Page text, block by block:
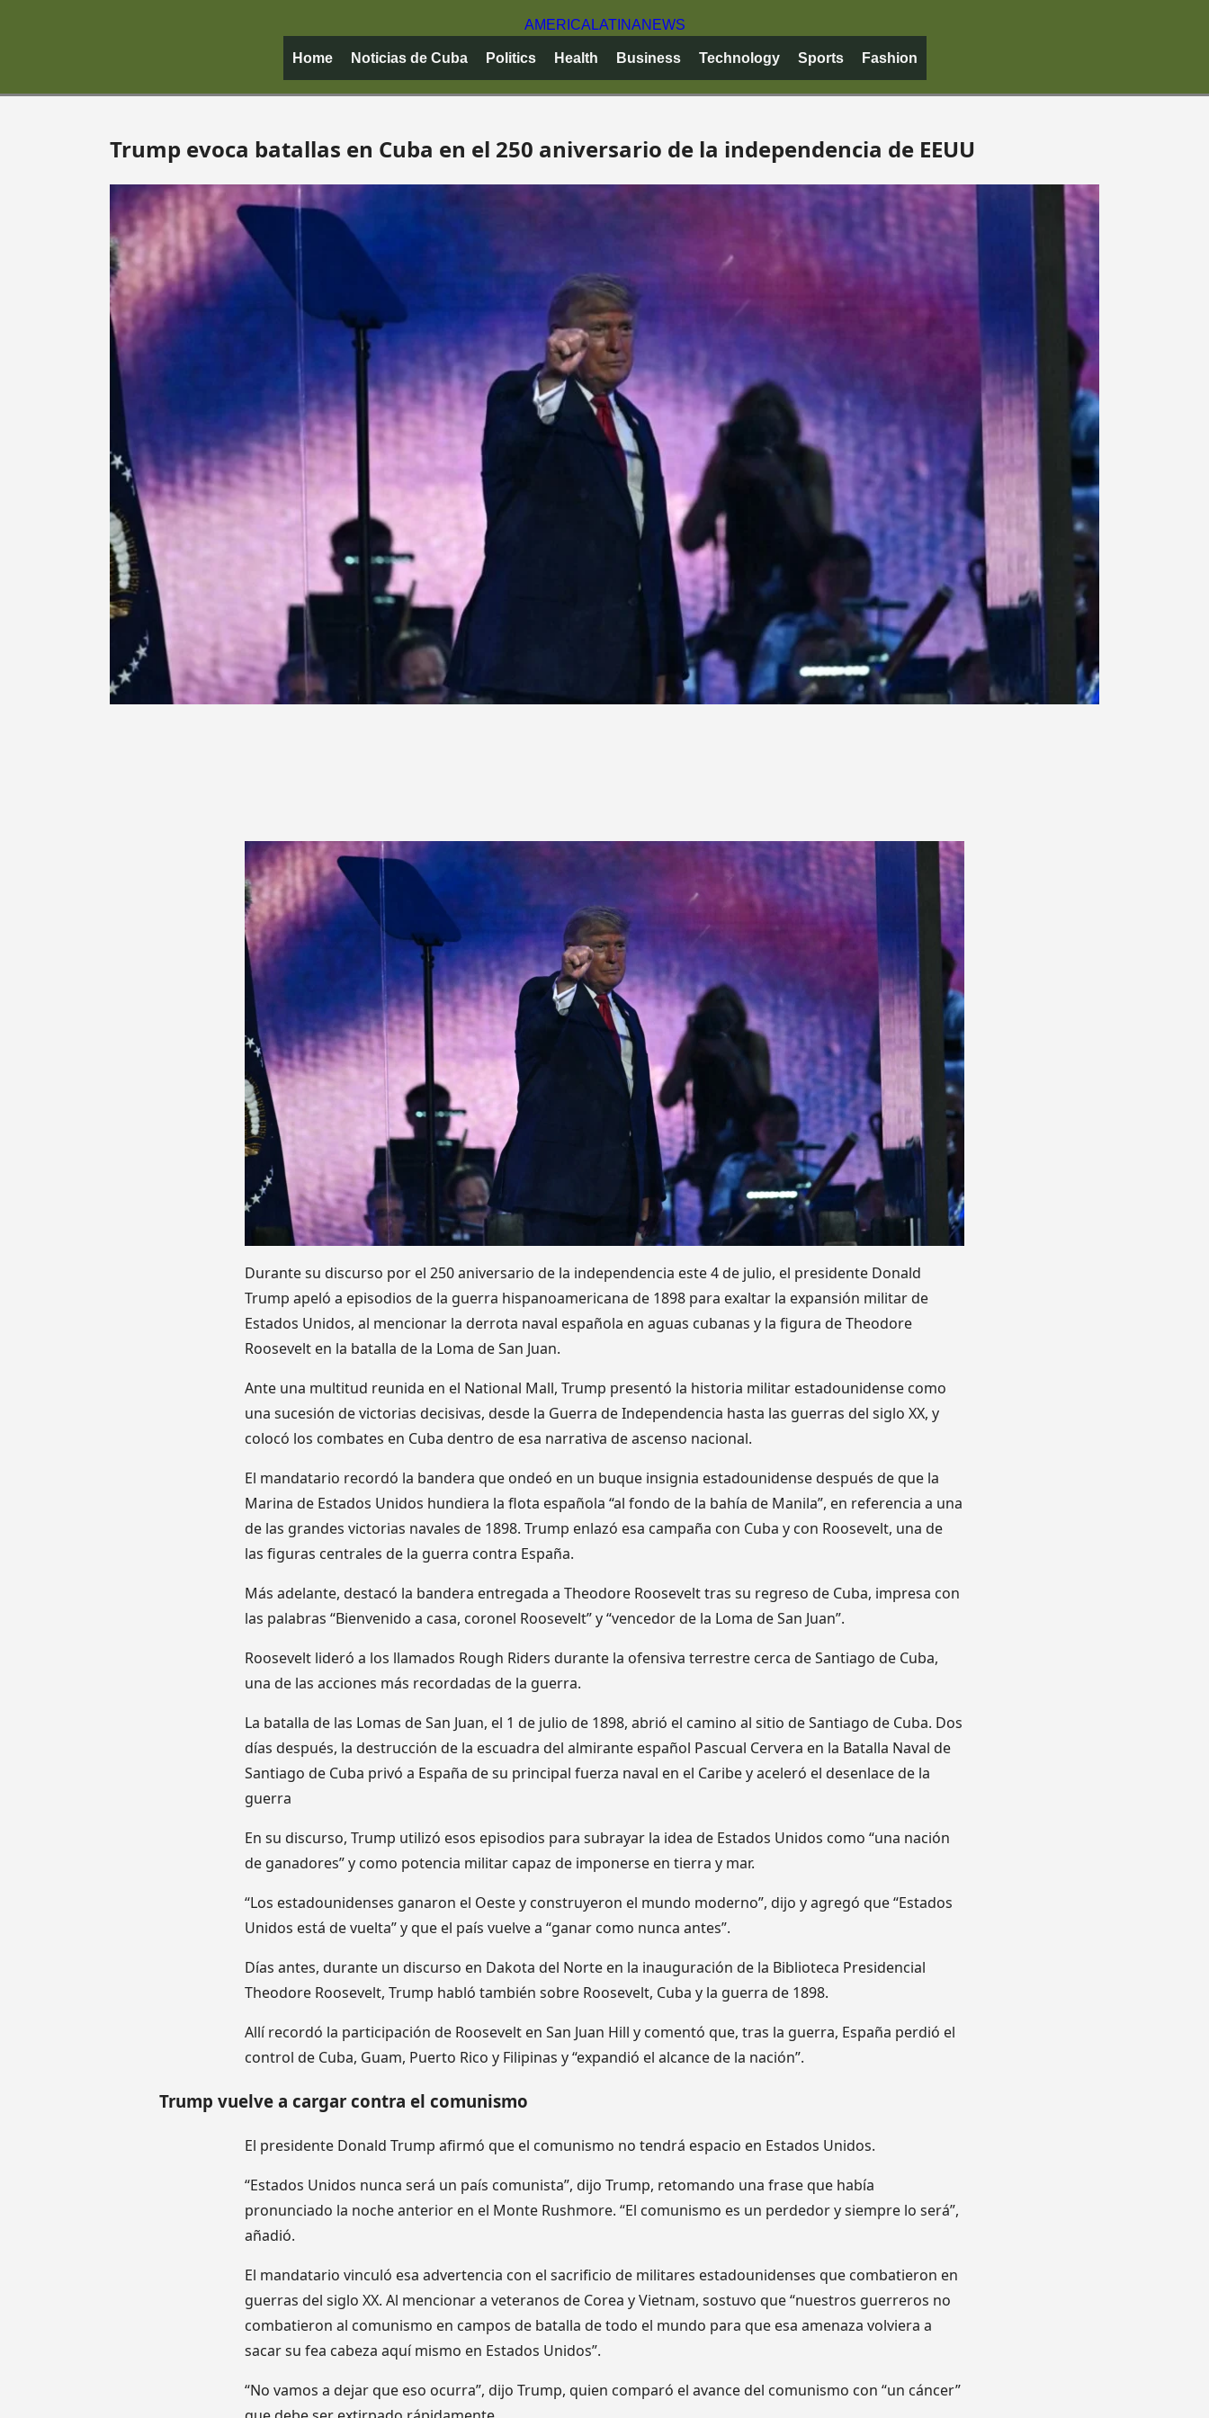
AMERICA LATINANEWS
Home Noticias de Cuba Politics Health Business Technology Sports Fashion
Trump evoca batallas en Cuba en el 250 aniversario de la independencia de EEUU
Durante su discurso por el 250 aniversario de la independencia este 4 de julio, el presidente Donald
Trump apeló a episodios de la guerra hispanoamericana de 1898 para exaltar la expansión militar de
Estados Unidos, al mencionar la derrota naval española en aguas cubanas y la figura de Theodore
Roosevelt en la batalla de la Loma de San Juan.
Ante una multitud reunida en el National Mall, Trump presentó la historia militar estadounidense como
una sucesión de victorias decisivas, desde la Guerra de Independencia hasta las guerras del siglo XX, y
colocó los combates en Cuba dentro de esa narrativa de ascenso nacional.
El mandatario recordó la bandera que ondeó en un buque insignia estadounidense después de que la
Marina de Estados Unidos hundiera la flota española “al fondo de la bahía de Manila”, en referencia a una
de las grandes victorias navales de 1898. Trump enlazó esa campaña con Cuba y con Roosevelt, una de
las figuras centrales de la guerra contra España.
Más adelante, destacó la bandera entregada a Theodore Roosevelt tras su regreso de Cuba, impresa con
las palabras “Bienvenido a casa, coronel Roosevelt” y “vencedor de la Loma de San Juan”.
Roosevelt lideró a los llamados Rough Riders durante la ofensiva terrestre cerca de Santiago de Cuba,
una de las acciones más recordadas de la guerra.
La batalla de las Lomas de San Juan, el 1 de julio de 1898, abrió el camino al sitio de Santiago de Cuba. Dos
días después, la destrucción de la escuadra del almirante español Pascual Cervera en la Batalla Naval de
Santiago de Cuba privó a España de su principal fuerza naval en el Caribe y aceleró el desenlace de la
guerra
En su discurso, Trump utilizó esos episodios para subrayar la idea de Estados Unidos como “una nación
de ganadores” y como potencia militar capaz de imponerse en tierra y mar.
“Los estadounidenses ganaron el Oeste y construyeron el mundo moderno”, dijo y agregó que “Estados
Unidos está de vuelta” y que el país vuelve a “ganar como nunca antes”.
Días antes, durante un discurso en Dakota del Norte en la inauguración de la Biblioteca Presidencial
Theodore Roosevelt, Trump habló también sobre Roosevelt, Cuba y la guerra de 1898.
Allí recordó la participación de Roosevelt en San Juan Hill y comentó que, tras la guerra, España perdió el
control de Cuba, Guam, Puerto Rico y Filipinas y “expandió el alcance de la nación”.
Trump vuelve a cargar contra el comunismo
El presidente Donald Trump afirmó que el comunismo no tendrá espacio en Estados Unidos.
“Estados Unidos nunca será un país comunista”, dijo Trump, retomando una frase que había
pronunciado la noche anterior en el Monte Rushmore. “El comunismo es un perdedor y siempre lo será”,
añadió.
El mandatario vinculó esa advertencia con el sacrificio de militares estadounidenses que combatieron en
guerras del siglo XX. Al mencionar a veteranos de Corea y Vietnam, sostuvo que “nuestros guerreros no
combatieron al comunismo en campos de batalla de todo el mundo para que esa amenaza volviera a
sacar su fea cabeza aquí mismo en Estados Unidos”.
“No vamos a dejar que eso ocurra”, dijo Trump, quien comparó el avance del comunismo con “un cáncer”